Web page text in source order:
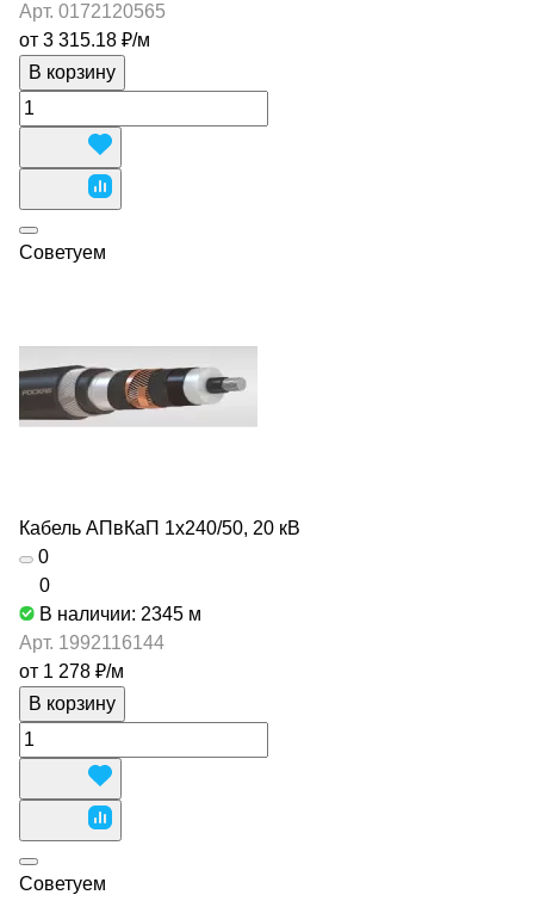
Арт. 0172120565
от 3 315.18 ₽/м
В корзину
Советуем
Кабель АПвКаП 1х240/50, 20 кВ
0
0
В наличии: 2345 м
Арт. 1992116144
от 1 278 ₽/м
В корзину
Советуем